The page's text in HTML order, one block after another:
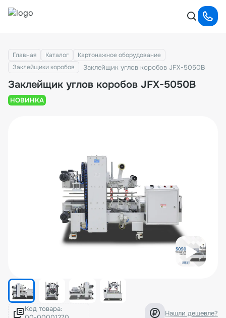
Главная Каталог
Картонажное оборудование
Заклейщики коробов
Заклейщик углов коробов JFX-5050B
Заклейщик углов коробов JFX-5050B
НОВИНКА
Код товара: Нашли дешевле?